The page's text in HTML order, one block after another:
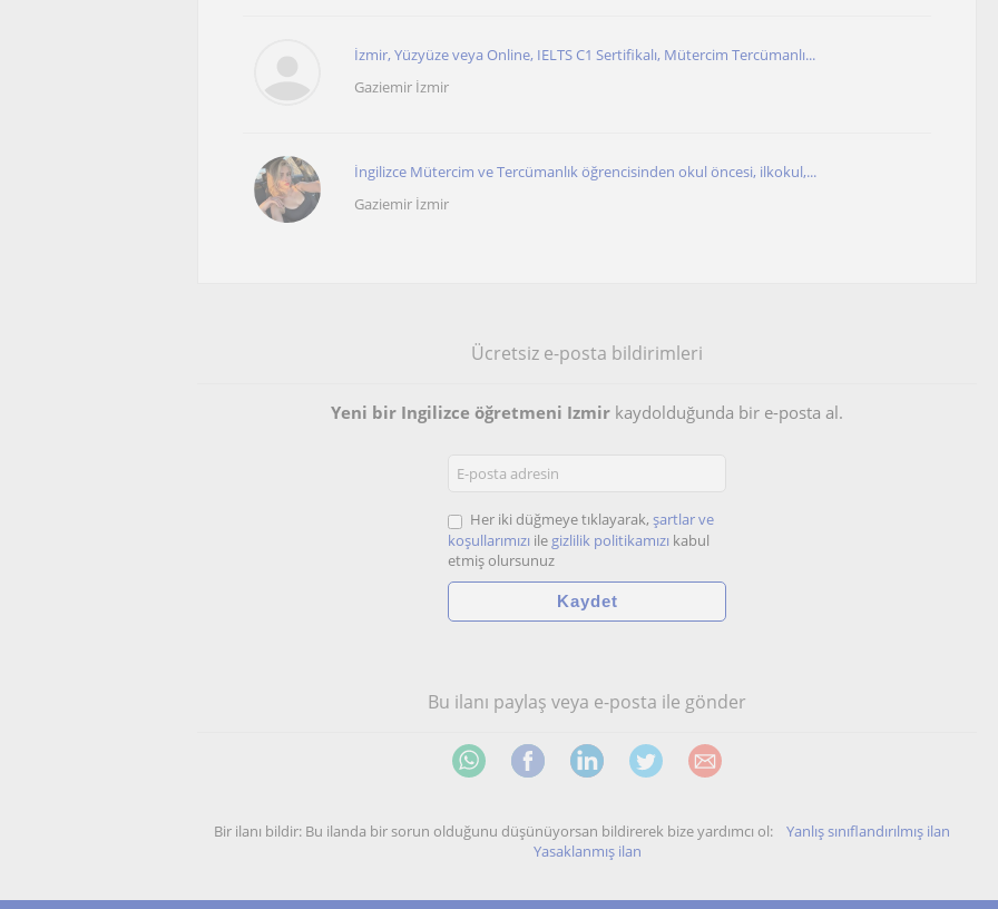
İzmir, Yüzyüze veya Online, IELTS C1 Sertifikalı, Mütercim Tercümanlı...
Gaziemir İzmir
İngilizce Mütercim ve Tercümanlık öğrencisinden okul öncesi, ilkokul,...
Gaziemir İzmir
Ücretsiz e-posta bildirimleri
Yeni bir Ingilizce öğretmeni Izmir kaydolduğunda bir e-posta al.
Her iki düğmeye tıklayarak, şartlar ve
koşullarımızı ile gizlilik politikamızı kabul
etmiş olursunuz
Bu ilanı paylaş veya e-posta ile gönder
Bir ilanı bildir: Bu ilanda bir sorun olduğunu düşünüyorsan bildirerek bize yardımcı ol: Yanlış sınıflandırılmış ilan
Yasaklanmış ilan